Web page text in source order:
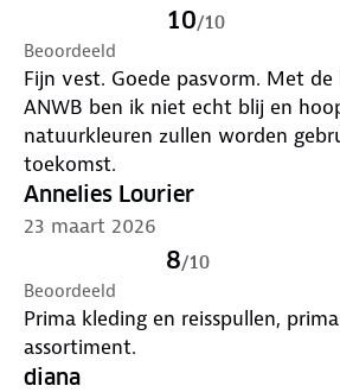
10/10
Beoordeeld
Fijn vest. Goede pasvorm. Met
ANWB ben ik niet echt blij en
natuurkleuren zullen worden
toekomst.
Annelies Lourier
23 maart 2026
8/10
Beoordeeld
Prima kleding en reisspullen,
assortiment.
diana